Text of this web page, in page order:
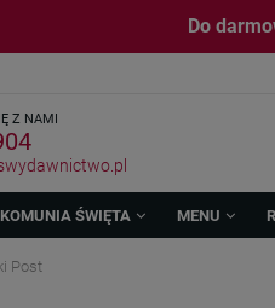
Do
Z NAMI
ŚWIĘTA MENU
Post